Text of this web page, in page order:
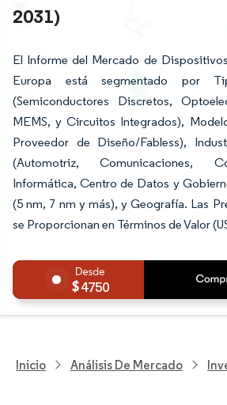
2031)
El Informe del Mercado de
Europa está segmentado por
(Semiconductores Discretos,
MEMS, y Circuitos Integrados),
Proveedor de Diseño/Fabless),
(Automotriz, Comunicaciones,
Informática, Centro de Datos y
(5 nm, 7 nm y más), y Geografía. Las
se Proporcionan en Términos de Valor
4750
Inicio Análisis De Mercado